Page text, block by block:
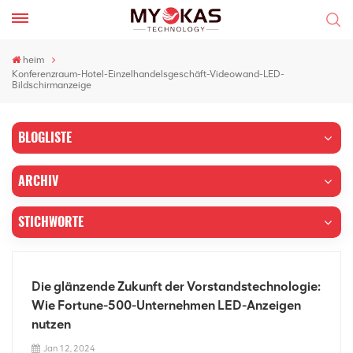
heim
Konferenzraum-Hotel-Einzelhandelsgeschäft-Videowand-LED-
Bildschirmanzeige
BLOGLISTE
ARCHIV
STICHWORTE
Die glänzende Zukunft der Vorstandstechnologie:
Wie Fortune-500-Unternehmen LED-Anzeigen
nutzen
Jan 12, 2024